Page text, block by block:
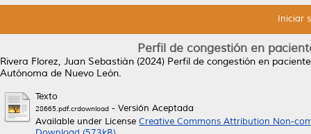
Iniciar
Perfil de congestión en
Rivera Florez, Juan Sebastián (2024) Perfil de congestión en
Autónoma de Nuevo León.
Texto
28665.pdf.crdownload - Versión Aceptada
Available under License Creative Commons Attribution Non-